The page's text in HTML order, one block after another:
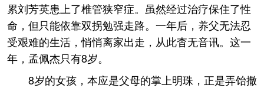
累刘芳英患上了椎管狭窄症。虽然经过治疗保住了性
命，但只能依靠双拐勉强走路。一年后，养父无法忍
受艰难的生活，悄悄离家出走，从此杳无音讯。这一
年，孟佩杰只有8岁。
8岁的女孩，本应是父母的掌上明珠，正是弄饴撒